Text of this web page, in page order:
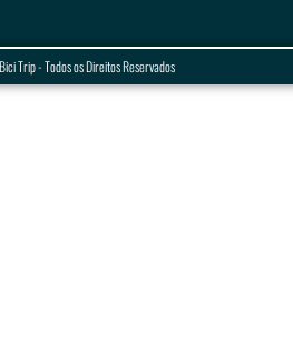
Trip - Todos os Direitos Reservados